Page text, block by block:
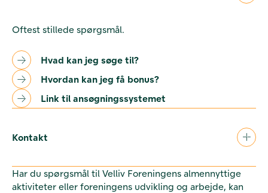
Oftest stillede spørgsmål.
Hvad kan jeg søge til?
Hvordan kan jeg få bonus?
Link til ansøgningssystemet
Kontakt
Har du spørgsmål til Velliv Foreningens almennyttige
aktiviteter eller foreningens udvikling og arbejde, kan